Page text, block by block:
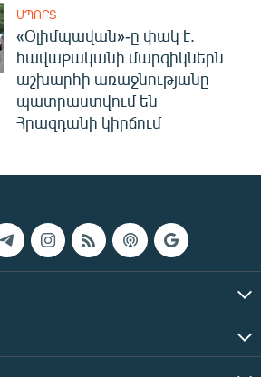
ՍՊՈՐՏ
«Օլիմպավան»-ը փակ է.
հավաքականի մարզիկներն
աշխարհի առաջնությանը
պատրաստվում են
Հրազդանի կիրճում